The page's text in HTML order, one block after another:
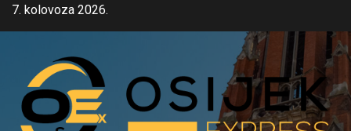
Skip7. kolovoza 2026.